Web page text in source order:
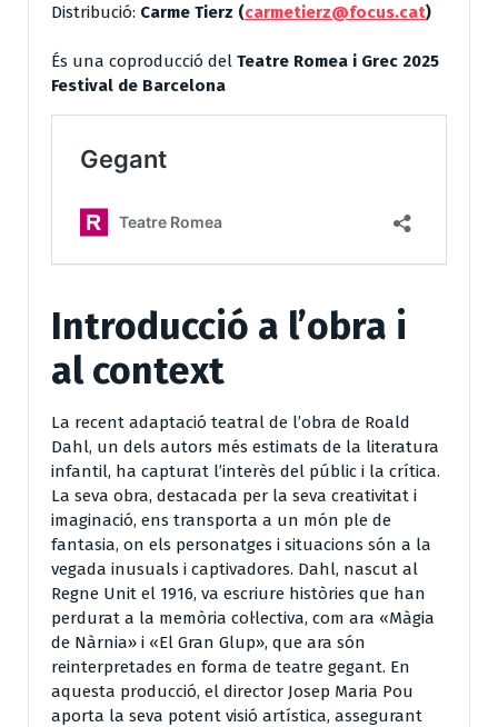
Distribució: Carme Tierz (carmetierz@focus.cat)
És una coproducció del Teatre Romea i Grec 2025
Festival de Barcelona
Introducció a l’obra i
al context
La recent adaptació teatral de l’obra de Roald
Dahl, un dels autors més estimats de la literatura
infantil, ha capturat l’interès del públic i la crítica.
La seva obra, destacada per la seva creativitat i
imaginació, ens transporta a un món ple de
fantasia, on els personatges i situacions són a la
vegada inusuals i captivadores. Dahl, nascut al
Regne Unit el 1916, va escriure històries que han
perdurat a la memòria col·lectiva, com ara «Màgia
de Nàrnia» i «El Gran Glup», que ara són
reinterpretades en forma de teatre gegant. En
aquesta producció, el director Josep Maria Pou
aporta la seva potent visió artística, assegurant